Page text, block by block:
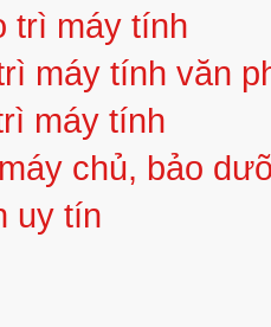
trì máy tính
máy tính văn
máy tính
chủ, bảo
uy tín